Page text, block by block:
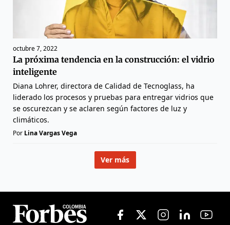
octubre 7, 2022
La próxima tendencia en la construcción: el vidrio
inteligente
Diana Lohrer, directora de Calidad de Tecnoglass, ha
liderado los procesos y pruebas para entregar vidrios que
se oscurezcan y se aclaren según factores de luz y
climáticos.
Por Lina Vargas Vega
Ver más